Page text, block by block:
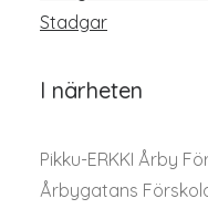
Stadgar
I närheten
Pikku-ERKKI Årby
Årbygatans